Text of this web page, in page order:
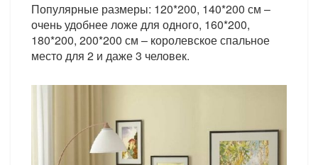
Популярные размеры: 120*200, 140*200 см –
очень удобнее ложе для одного, 160*200,
180*200, 200*200 см – королевское спальное
место для 2 и даже 3 человек.